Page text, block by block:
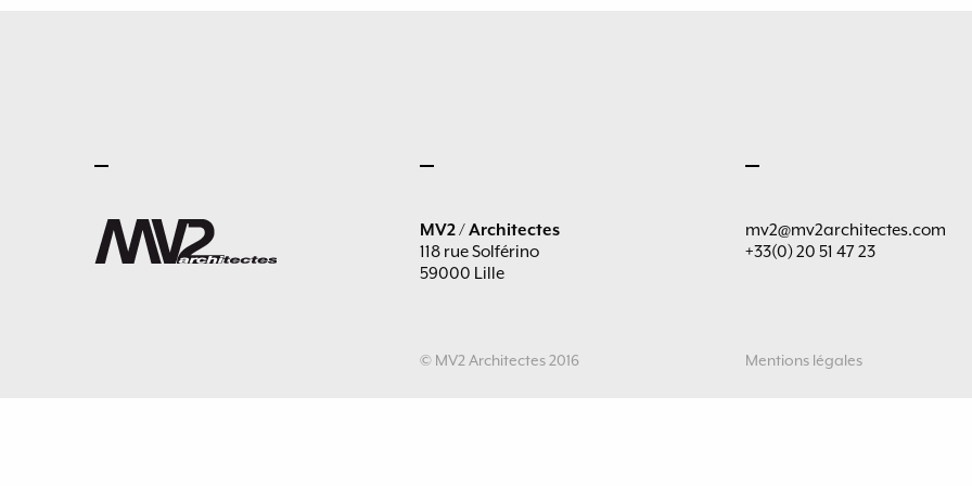
MV2 / Architectes
118 rue Solférino
59000 Lille
mv2@mv2architectes.com
+33(0) 20 51 47 23
© MV2 Architectes 2016 Mentions légales